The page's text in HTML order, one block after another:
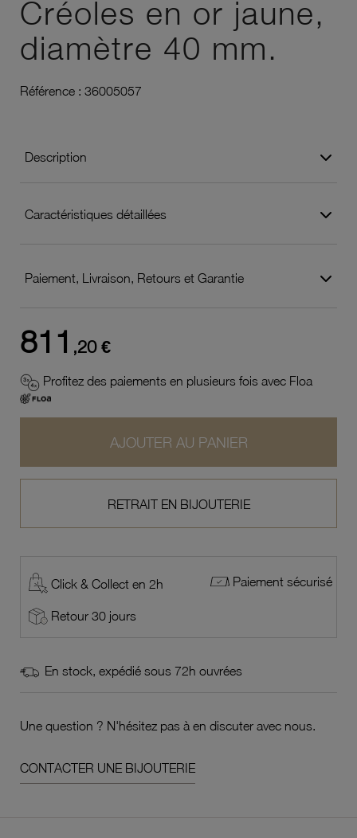
Créoles en or jaune,
diamètre 40 mm.
Référence : 36005057
Description
Caractéristiques détaillées
Paiement, Livraison, Retours et Garantie
811 ,20 €
Profitez des paiements en plusieurs fois avec Floa
AJOUTER AU PANIER
RETRAIT EN BIJOUTERIE
Click & Collect en 2h Paiement sécurisé
Retour 30 jours
En stock, expédié sous 72h ouvrées
Une question ? N'hésitez pas à en discuter avec nous.
CONTACTER UNE BIJOUTERIE